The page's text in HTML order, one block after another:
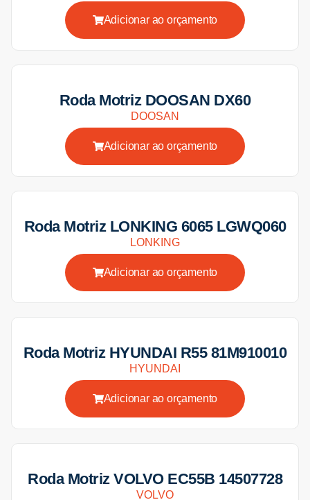
Adicionar ao orçamento
Roda Motriz DOOSAN DX60
DOOSAN
Adicionar ao orçamento
Roda Motriz LONKING 6065 LGWQ060
LONKING
Adicionar ao orçamento
Roda Motriz HYUNDAI R55 81M910010
HYUNDAI
Adicionar ao orçamento
Roda Motriz VOLVO EC55B 14507728
VOLVO